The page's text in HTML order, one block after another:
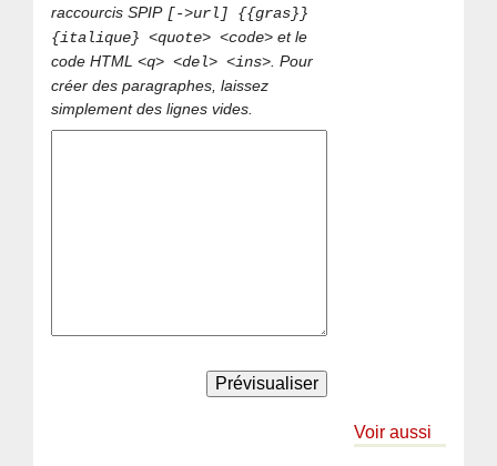
raccourcis SPIP [->url] {{gras}}
{italique} <quote> <code> et le
code HTML<q> <del> <ins>. Pour
créer des paragraphes, laissez
simplement des lignes vides.
Voir aussi